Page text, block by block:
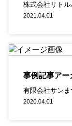
株式会社リト
2021.04.01
事例記事アー
有限会社サン
2020.04.01